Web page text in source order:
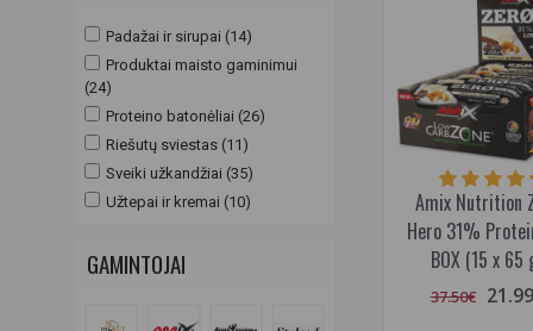
Padažai ir sirupai (14)
Produktai maisto gaminimui
(24)
Proteino batonėliai (26)
Riešutų sviestas (11)
Sveiki užkandžiai (35)
Užtepai ir kremai (10)
GAMINTOJAI
Amix Nutrition
Hero 31%
BOX (15 x 65
37.50€